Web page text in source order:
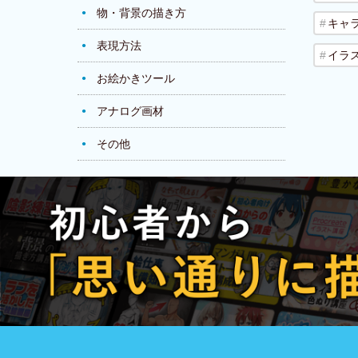
物・背景の描き方
表現方法
お絵かきツール
アナログ画材
その他
キャ
イラ